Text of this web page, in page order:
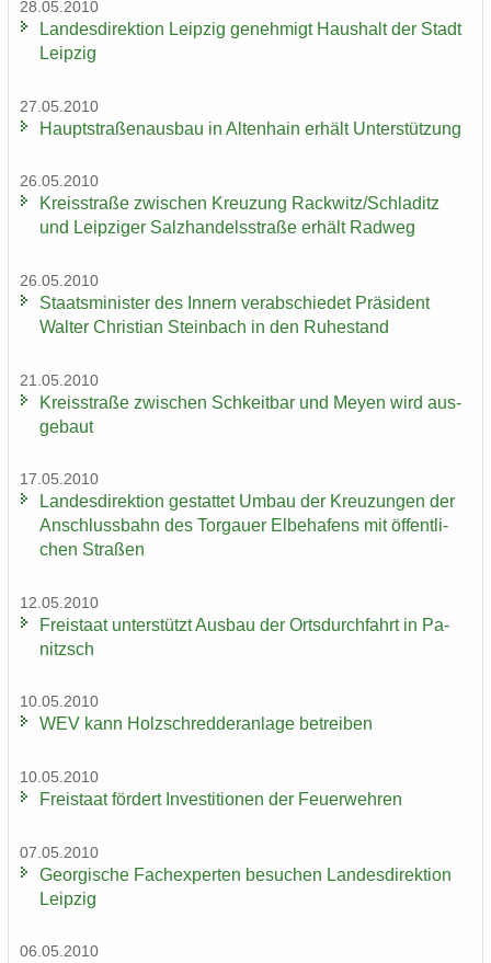
28.05.2010
Lan­des­di­rek­ti­on Leip­zig ge­neh­migt Haus­halt der Stadt
Leip­zig
27.05.2010
Haupt­stra­ßen­aus­bau in Al­ten­hain er­hält Un­ter­stüt­zung
26.05.2010
Kreis­stra­ße zwi­schen Kreu­zung Rack­witz/Schla­ditz
und Leip­zi­ger Salz­han­dels­stra­ße er­hält Rad­weg
26.05.2010
Staats­mi­nis­ter des In­nern ver­ab­schie­det Prä­si­dent
Wal­ter Chris­ti­an Stein­bach in den Ru­he­stand
21.05.2010
Kreis­stra­ße zwi­schen Schkeit­bar und Meyen wird aus­
ge­baut
17.05.2010
Lan­des­di­rek­ti­on ge­stat­tet Umbau der Kreu­zun­gen der
An­schluss­bahn des Tor­gau­er El­be­ha­fens mit öf­fent­li­
chen Stra­ßen
12.05.2010
Frei­staat un­ter­stützt Aus­bau der Orts­durch­fahrt in Pa­
nitzsch
10.05.2010
WEV kann Holz­schred­de­r­an­la­ge be­trei­ben
10.05.2010
Frei­staat för­dert In­ves­ti­tio­nen der Feu­er­weh­ren
07.05.2010
Ge­or­gi­sche Fach­ex­per­ten be­su­chen Lan­des­di­rek­ti­on
Leip­zig
06.05.2010